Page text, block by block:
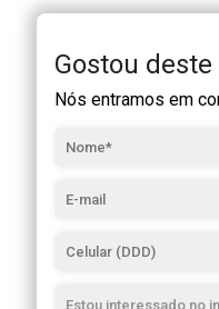
Gostou
Nós entramos em